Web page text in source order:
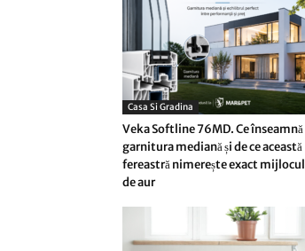
Casa Si Gradina
Veka Softline 76MD. Ce înseamnă
garnitura mediană și de ce această
fereastră nimerește exact mijlocul
de aur